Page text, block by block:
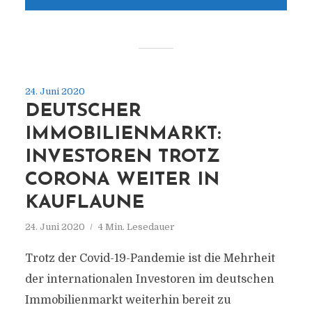
24. Juni 2020
DEUTSCHER
IMMOBILIENMARKT:
INVESTOREN TROTZ
CORONA WEITER IN
KAUFLAUNE
24. Juni 2020 4 Min. Lesedauer
Trotz der Covid-19-Pandemie ist die Mehrheit
der internationalen Investoren im deutschen
Immobilienmarkt weiterhin bereit zu